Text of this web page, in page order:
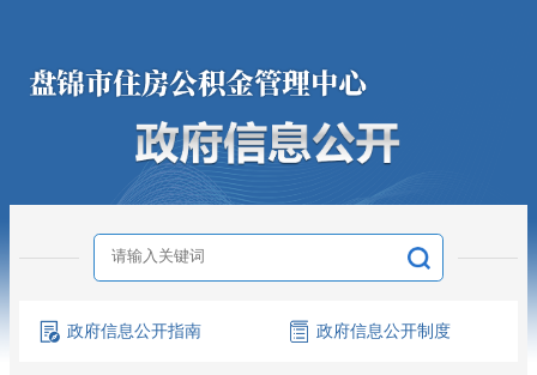
政府信息公开指南 政府信息公开制度